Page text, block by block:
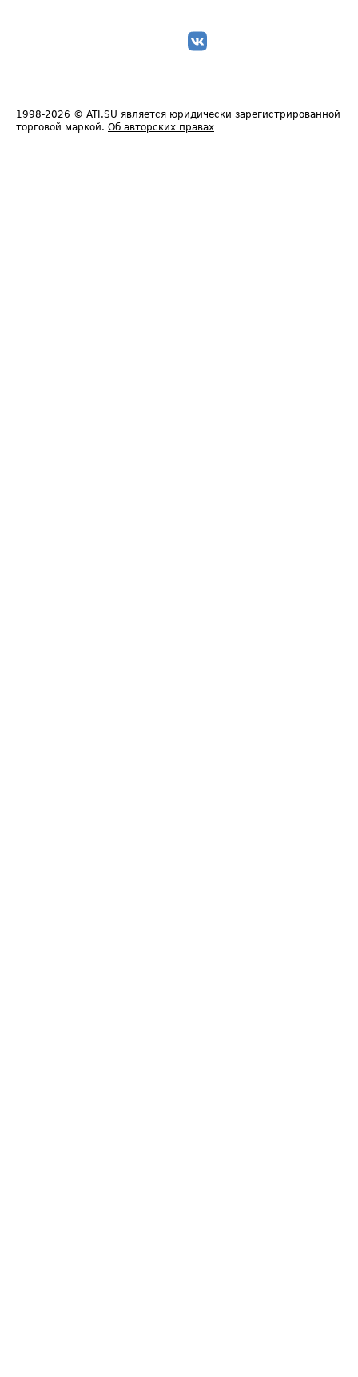
1998-2026 © ATI.SU является юридически зарегистрированной
торговой маркой. Об авторских правах